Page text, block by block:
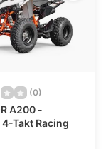
(0)
A200 -
Takt Racing